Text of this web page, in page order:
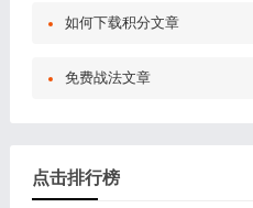
如何下载积分文章
免费战法文章
点击排行榜